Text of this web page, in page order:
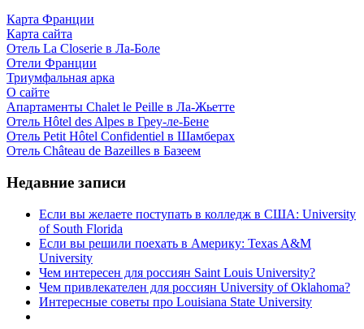
Карта Франции
Карта сайта
Отель La Closerie в Ла-Боле
Отели Франции
Триумфальная арка
О сайте
Апартаменты Chalet le Peille в Ла-Жьетте
Отель Hôtel des Alpes в Греу-ле-Бене
Отель Petit Hôtel Confidentiel в Шамберах
Отель Château de Bazeilles в Базеем
Недавние записи
Если вы желаете поступать в колледж в США: University
of South Florida
Если вы решили поехать в Америку: Texas A&M
University
Чем интересен для россиян Saint Louis University?
Чем привлекателен для россиян University of Oklahoma?
Интересные советы про Louisiana State University